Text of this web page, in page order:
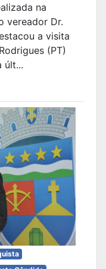
na
vereador Dr.
a visita
(PT)
últ...